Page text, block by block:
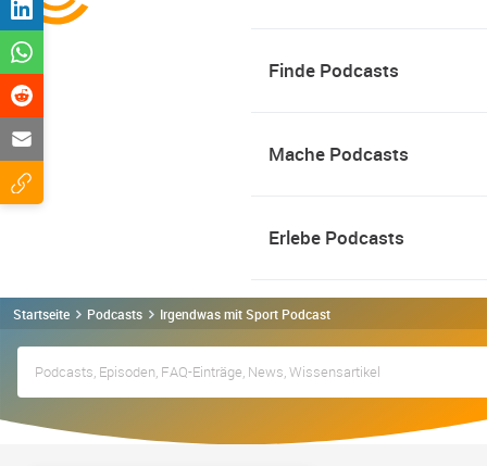
Finde Podcasts
Mache Podcasts
Erlebe Podcasts
Startseite Podcasts Irgendwas mit Sport Podcast